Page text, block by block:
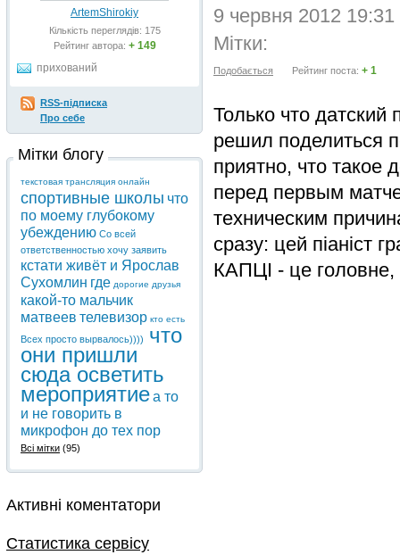
9 червня 2012
Мітки:
Подобається Рейтинг поста: + 1
Только что датский
решил поделиться
приятно, что такое
перед первым
техническим
сразу: цей піаніст
КАПЦІ - це головне,
ArtemShirokiy
Кількість переглядів: 175
Рейтинг автора: + 149
прихований
RSS-підписка
Про себе
Мітки блогу
текстовая трансляция онлайн
спортивные школы что
по моему глубокому
убеждению Со всей
ответственностью хочу заявить
кстати живёт и Ярослав
Сухомлин где дорогие друзья
какой-то мальчик
матвеев телевизор кто есть
Всех просто вырвалось))))
что
они пришли
сюда осветить
мероприятиеа то
и не говорить в
микрофон до тех пор
Всі мітки (95)
Активні коментатори
Статистика сервісу